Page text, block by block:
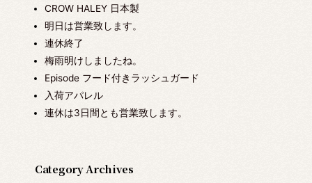
CROW HALEY 日本製
明日は営業致します。
連休終了
梅雨明けしましたね。
Episode フード付きラッシュガード
入荷アパレル
連休は3日間とも営業致します。
Category Archives